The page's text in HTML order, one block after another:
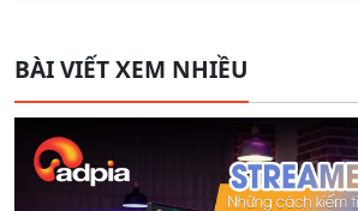
BÀI VIẾT XEM NHIỀU